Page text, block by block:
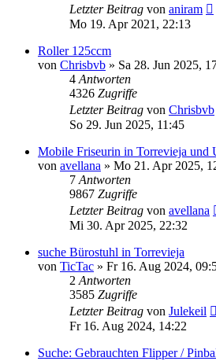
Letzter Beitrag von aniram
Mo 19. Apr 2021, 22:13
Roller 125ccm
von Chrisbvb » Sa 28. Jun 2025,
4 Antworten
4326 Zugriffe
Letzter Beitrag von Chrisbvb
So 29. Jun 2025, 11:45
Mobile Friseurin in Torrevieja und
von avellana » Mo 21. Apr 2025,
7 Antworten
9867 Zugriffe
Letzter Beitrag von avellana
Mi 30. Apr 2025, 22:32
suche Bürostuhl in Torrevieja
von TicTac » Fr 16. Aug 2024,
2 Antworten
3585 Zugriffe
Letzter Beitrag von Julekeil
Fr 16. Aug 2024, 14:22
Suche: Gebrauchten Flipper /